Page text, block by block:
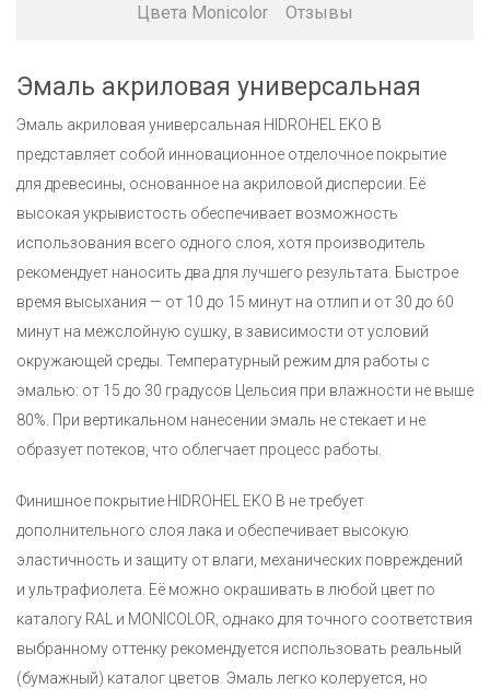
Цвета Monicolor
Отзывы
Эмаль акриловая универсальная
Эмаль акриловая универсальная HIDROHEL EKO B
представляет собой инновационное отделочное покрытие
для древесины, основанное на акриловой дисперсии. Её
высокая укрывистость обеспечивает возможность
использования всего одного слоя, хотя производитель
рекомендует наносить два для лучшего результата. Быстрое
время высыхания — от 10 до 15 минут на отлип и от 30 до 60
минут на межслойную сушку, в зависимости от условий
окружающей среды. Температурный режим для работы с
эмалью: от 15 до 30 градусов Цельсия при влажности не выше
80%. При вертикальном нанесении эмаль не стекает и не
образует потеков, что облегчает процесс работы.
Финишное покрытие HIDROHEL EKO B не требует
дополнительного слоя лака и обеспечивает высокую
эластичность и защиту от влаги, механических повреждений
и ультрафиолета. Её можно окрашивать в любой цвет по
каталогу RAL и MONICOLOR, однако для точного соответствия
выбранному оттенку рекомендуется использовать реальный
(бумажный) каталог цветов. Эмаль легко колеруется, но